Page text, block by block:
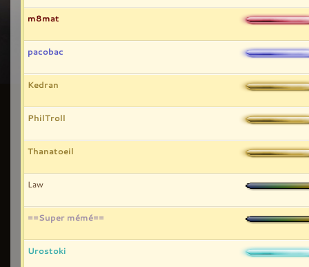
m8mat
pacobac
Kedran
PhilTroll
Thanatoeil
Law
==Super mémé==
Urostoki